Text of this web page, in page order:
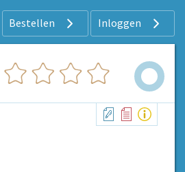
Bestellen Inloggen